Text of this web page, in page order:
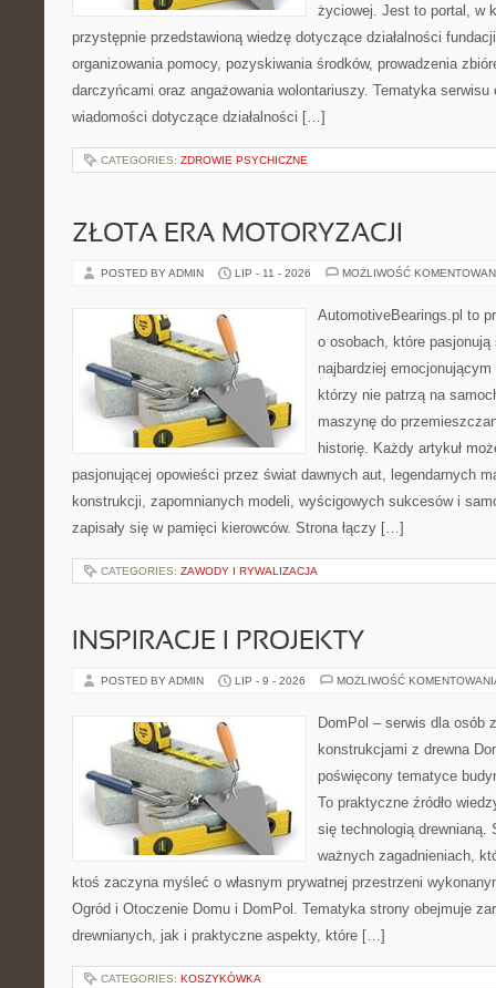
życiowej. Jest to portal, w
przystępnie przedstawioną wiedzę dotyczące działalności
organizowania pomocy, pozyskiwania środków, prowadzenia
darczyńcami oraz angażowania wolontariuszy. Tematyka
wiadomości dotyczące działalności […]
CATEGORIES: ZDROWIE PSYCHICZNE
ZŁOTA ERA MOTORYZACJI
POSTED BY ADMIN LIP - 11 - 2026 MOŻLIWOŚĆ
AutomotiveBearings.pl to
o osobach, które
najbardziej
którzy nie patrzą na
maszynę do
historię. Każdy artykuł
pasjonującej opowieści przez świat dawnych aut, legendarnych
konstrukcji, zapomnianych modeli, wyścigowych sukcesów i
zapisały się w pamięci kierowców. Strona łączy […]
CATEGORIES: ZAWODY I RYWALIZACJA
INSPIRACJE I PROJEKTY
POSTED BY ADMIN LIP - 9 - 2026 MOŻLIWOŚĆ
DomPol – serwis dla osób
konstrukcjami z drewna
poświęcony tematyce
To praktyczne źródło
się technologią drewnianą.
ważnych zagadnieniach,
ktoś zaczyna myśleć o własnym prywatnej przestrzeni
Ogród i Otoczenie Domu i DomPol. Tematyka strony obejmuje
drewnianych, jak i praktyczne aspekty, które […]
CATEGORIES: KOSZYKÓWKA